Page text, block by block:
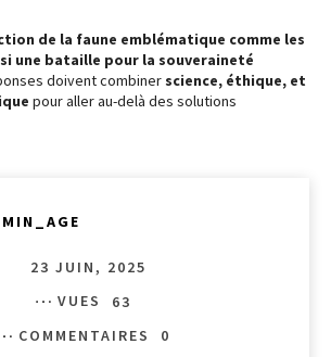
de la faune emblématique comme les
une bataille pour la souveraineté
doivent combiner science, éthique, et
pour aller au-delà des solutions
23 JUIN, 2025
VUES
63
COMMENTAIRES
0